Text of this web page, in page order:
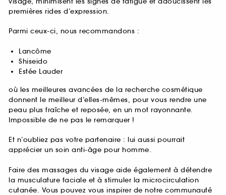
premières rides d’expression.
Parmi ceux-ci, nous recommandons :
Lancôme
Shiseido
Estée Lauder
où les meilleures avancées de la recherche cosmétique
donnent le meilleur d’elles-mêmes, pour vous rendre une
peau plus fraîche et reposée, en un mot rayonnante.
Impossible de ne pas le remarquer !
Et n’oubliez pas votre partenaire : lui aussi pourrait
apprécier un soin anti-âge pour homme.
Faire des massages du visage aide également à détendre
la musculature faciale et à stimuler la microcirculation
cutanée. Vous pouvez vous inspirer de notre communauté